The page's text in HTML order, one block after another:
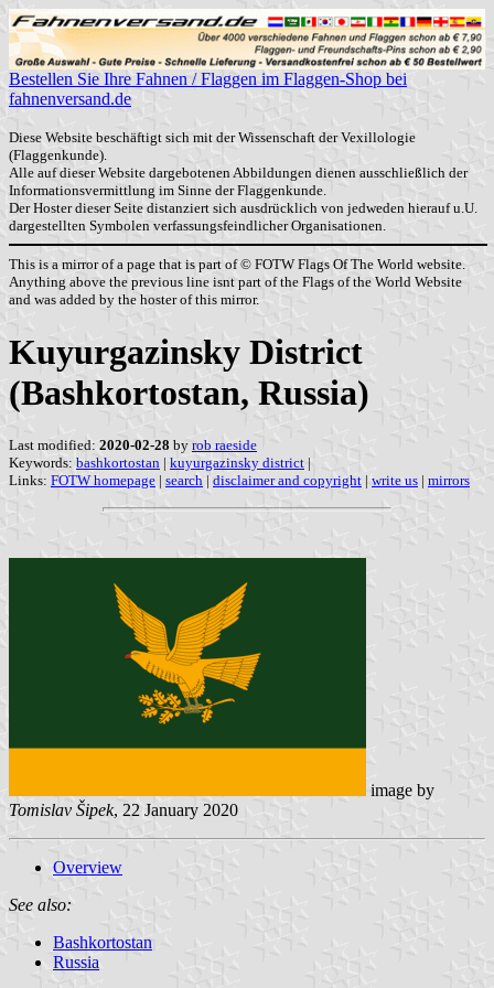
Bestellen Sie Ihre Fahnen / Flaggen im Flaggen-Shop bei
fahnenversand.de
Diese Website beschäftigt sich mit der Wissenschaft der Vexillologie
(Flaggenkunde).
Alle auf dieser Website dargebotenen Abbildungen dienen ausschließlich der
Informationsvermittlung im Sinne der Flaggenkunde.
Der Hoster dieser Seite distanziert sich ausdrücklich von jedweden hierauf u.U.
dargestellten Symbolen verfassungsfeindlicher Organisationen.
This is a mirror of a page that is part of © FOTW Flags Of The World website.
Anything above the previous line isnt part of the Flags of the World Website
and was added by the hoster of this mirror.
Kuyurgazinsky District
(Bashkortostan, Russia)
Last modified: 2020-02-28 by rob raeside
Keywords: bashkortostan | kuyurgazinsky district |
Links: FOTW homepage | search | disclaimer and copyright | write us | mirrors
image by
Tomislav Šipek, 22 January 2020
Overview
See also:
Bashkortostan
Russia